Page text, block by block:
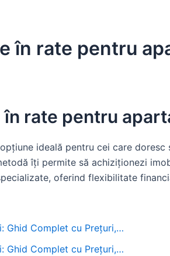
în rate pentru
în rate pentru
ideală pentru cei care
îți permite să achiziționezi
oferind flexibilitate
Ghid Complet cu Prețuri,…
Ghid Complet cu Prețuri,…